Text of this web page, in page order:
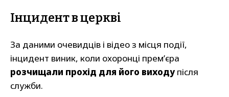
Інцидент в церкві
За даними очевидців і відео з місця події,
інцидент виник, коли охоронці прем’єра
розчищали прохід для його виходупісля
служби.